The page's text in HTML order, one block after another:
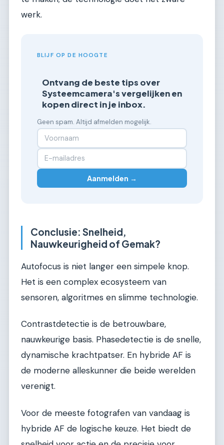
werk.
BLIJF OP DE HOOGTE
Ontvang de beste tips over
Systeemcamera's vergelijken en
kopen direct in je inbox.
Geen spam. Altijd afmelden mogelijk.
Aanmelden →
Conclusie: Snelheid,
Nauwkeurigheid of Gemak?
Autofocus is niet langer een simpele knop.
Het is een complex ecosysteem van
sensoren, algoritmes en slimme technologie.
Contrastdetectie is de betrouwbare,
nauwkeurige basis. Phasedetectie is de snelle,
dynamische krachtpatser. En hybride AF is
de moderne alleskunner die beide werelden
verenigt.
Voor de meeste fotografen van vandaag is
hybride AF de logische keuze. Het biedt de